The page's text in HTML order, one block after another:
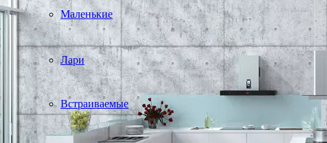
Маленькие
Лари
Встраиваемые